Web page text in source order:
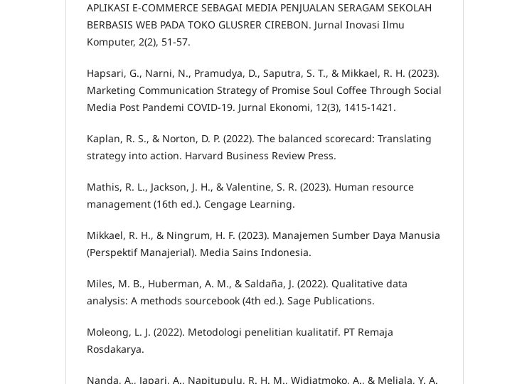
APLIKASI E-COMMERCE SEBAGAI MEDIA PENJUALAN SERAGAM SEKOLAH
BERBASIS WEB PADA TOKO GLUSRER CIREBON. Jurnal Inovasi Ilmu
Komputer, 2(2), 51-57.
Hapsari, G., Narni, N., Pramudya, D., Saputra, S. T., & Mikkael, R. H. (2023).
Marketing Communication Strategy of Promise Soul Coffee Through Social
Media Post Pandemi COVID-19. Jurnal Ekonomi, 12(3), 1415-1421.
Kaplan, R. S., & Norton, D. P. (2022). The balanced scorecard: Translating
strategy into action. Harvard Business Review Press.
Mathis, R. L., Jackson, J. H., & Valentine, S. R. (2023). Human resource
management (16th ed.). Cengage Learning.
Mikkael, R. H., & Ningrum, H. F. (2023). Manajemen Sumber Daya Manusia
(Perspektif Manajerial). Media Sains Indonesia.
Miles, M. B., Huberman, A. M., & Saldaña, J. (2022). Qualitative data
analysis: A methods sourcebook (4th ed.). Sage Publications.
Moleong, L. J. (2022). Metodologi penelitian kualitatif. PT Remaja
Rosdakarya.
Nanda, A., Japari, A., Napitupulu, R. H. M., Widiatmoko, A., & Meliala, Y. A.